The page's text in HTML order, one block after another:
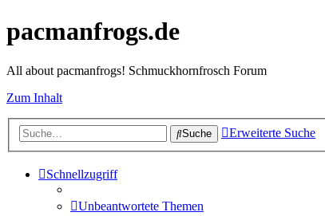
pacmanfrogs.de
All about pacmanfrogs! Schmuckhornfrosch Forum
Zum Inhalt
Suche Erweiterte Suche
Schnellzugriff
Unbeantwortete Themen